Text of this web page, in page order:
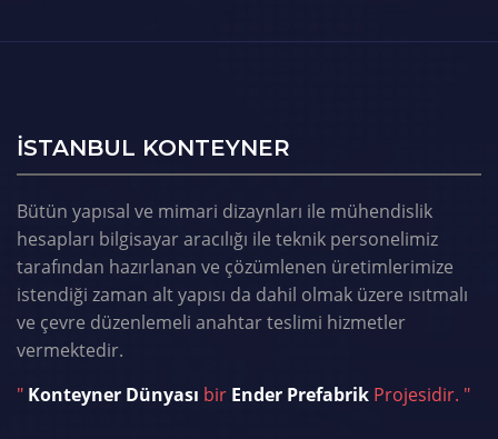
ISTANBUL KONTEYNER
Bütün yapısal ve mimari dizaynları ile mühendislik
hesapları bilgisayar aracılığı ile teknik personelimiz
tarafından hazırlanan ve çözümlenen üretimlerimize
istendiği zaman alt yapısı da dahil olmak üzere ısıtmalı
ve çevre düzenlemeli anahtar teslimi hizmetler
vermektedir.
" Konteyner Dünyası bir Ender Prefabrik Projesidir. "